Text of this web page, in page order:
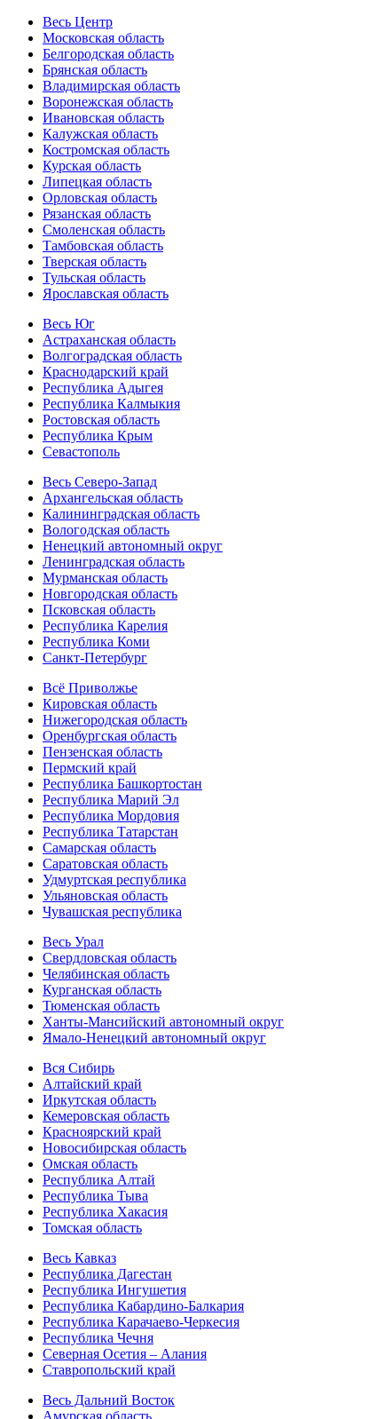
Весь Центр
Московская область
Белгородская область
Брянская область
Владимирская область
Воронежская область
Ивановская область
Калужская область
Костромская область
Курская область
Липецкая область
Орловская область
Рязанская область
Смоленская область
Тамбовская область
Тверская область
Тульская область
Ярославская область
Весь Юг
Астраханская область
Волгоградская область
Краснодарский край
Республика Адыгея
Республика Калмыкия
Ростовская область
Республика Крым
Севастополь
Весь Северо-Запад
Архангельская область
Калининградская область
Вологодская область
Ненецкий автономный округ
Ленинградская область
Мурманская область
Новгородская область
Псковская область
Республика Карелия
Республика Коми
Санкт-Петербург
Всё Приволжье
Кировская область
Нижегородская область
Оренбургская область
Пензенская область
Пермский край
Республика Башкортостан
Республика Марий Эл
Республика Мордовия
Республика Татарстан
Самарская область
Саратовская область
Удмуртская республика
Ульяновская область
Чувашская республика
Весь Урал
Свердловская область
Челябинская область
Курганская область
Тюменская область
Ханты-Мансийский автономный округ
Ямало-Ненецкий автономный округ
Вся Сибирь
Алтайский край
Иркутская область
Кемеровская область
Красноярский край
Новосибирская область
Омская область
Республика Алтай
Республика Тыва
Республика Хакасия
Томская область
Весь Кавказ
Республика Дагестан
Республика Ингушетия
Республика Кабардино-Балкария
Республика Карачаево-Черкесия
Республика Чечня
Северная Осетия – Алания
Ставропольский край
Весь Дальний Восток
Амурская область